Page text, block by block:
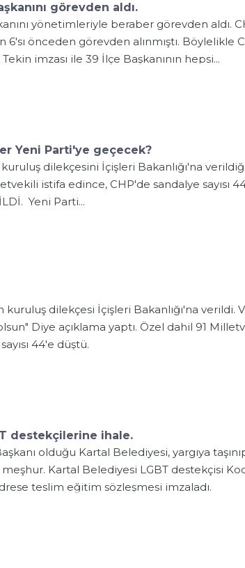
görevden aldı.
yönetimleriyle beraber görevden aldı.
6'sı önceden görevden alınmıştı. Böylelikle
imzası ile 39 İlçe Başkanının hepsi...
Yeni Parti'ye geçecek?
dilekçesini İçişleri Bakanlığı'na
istifa edince, CHP'de sandalye sayısı
Yeni Parti...
kuruluş dilekçesi İçişleri Bakanlığı'na verildi.
Diye açıklama yaptı. Özel dahil 91
44'e düştü.
destekçilerine ihale.
olduğu Kartal Belediyesi, yargıya
Kartal Belediyesi LGBT destekçisi
teslim eğitim sözleşmesi imzaladı.